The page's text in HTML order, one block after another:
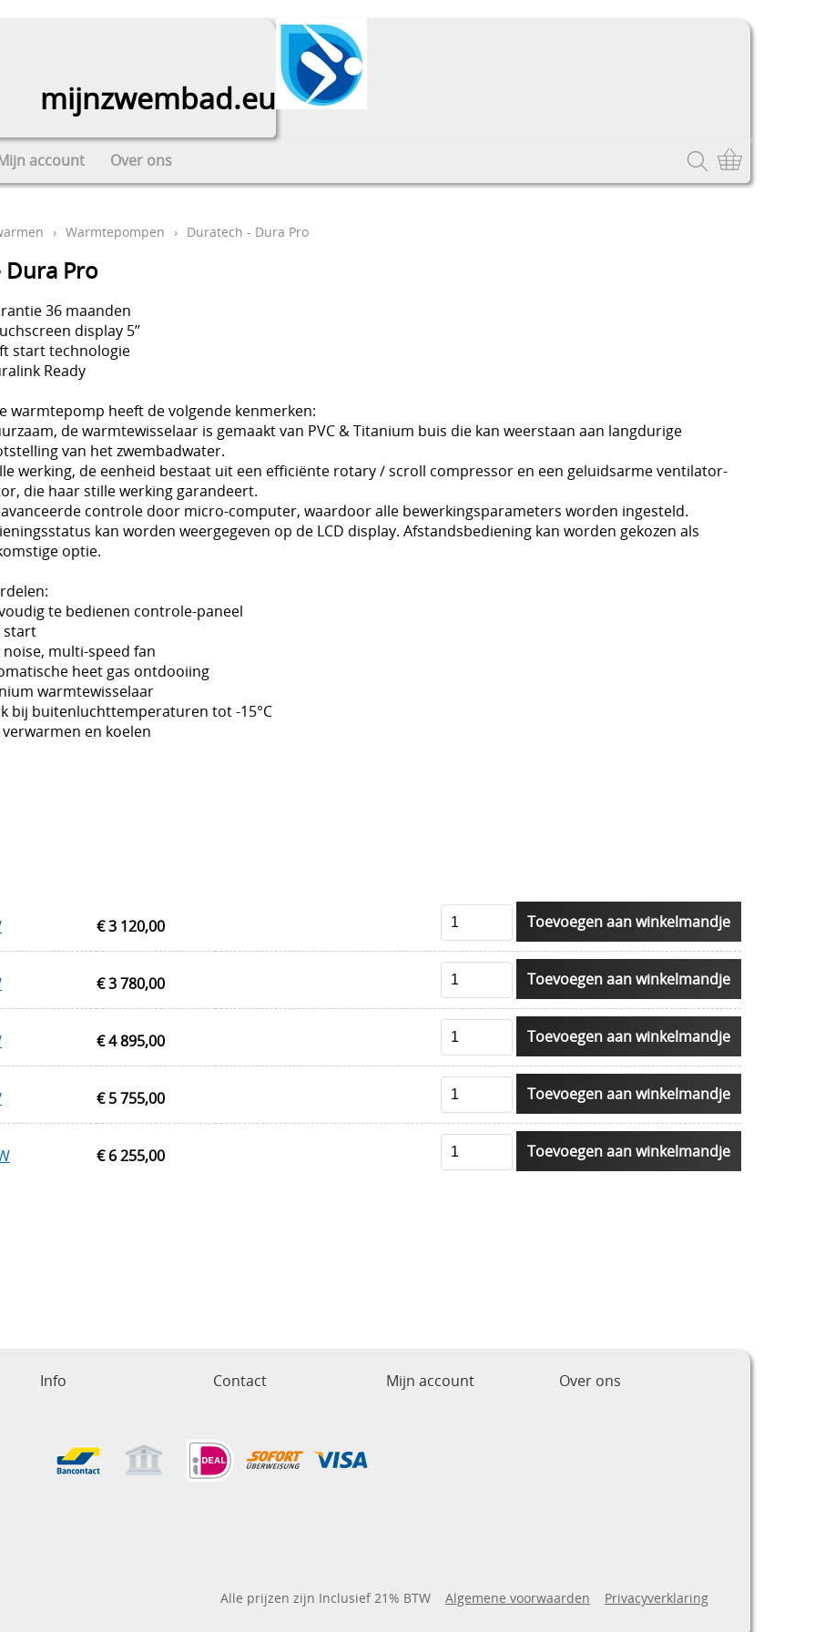
mijnzwembad.eu
account Over ons
› Warmtepompen › Duratech - Dura Pro
Dura Pro
36 maanden
display 5’’
start technologie
Ready
warmtepomp heeft de volgende kenmerken:
de warmtewisselaar is gemaakt van PVC & Titanium buis die kan weerstaan aan langdurige
van het zwembadwater.
werking, de eenheid bestaat uit een efficiënte rotary / scroll compressor en een geluidsarme ventilator-
die haar stille werking garandeert.
controle door micro-computer, waardoor alle bewerkingsparameters worden ingesteld.
kan worden weergegeven op de LCD display. Afstandsbediening kan worden gekozen als
optie.
te bedienen controle-paneel
start
noise, multi-speed fan
heet gas ontdooiing
warmtewisselaar
bij buitenluchttemperaturen tot -15°C
verwarmen en koelen
€ 3 120,00 Toevoegen aan winkelmandje
€ 3 780,00 Toevoegen aan winkelmandje
€ 4 895,00 Toevoegen aan winkelmandje
€ 5 755,00 Toevoegen aan winkelmandje
€ 6 255,00 Toevoegen aan winkelmandje
Info Contact Mijn account Over ons
Alle prijzen zijn Inclusief 21% BTW Algemene voorwaarden Privacyverklaring